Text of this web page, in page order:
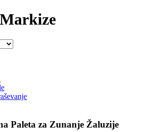
Paleta za Zunanje Žaluzije